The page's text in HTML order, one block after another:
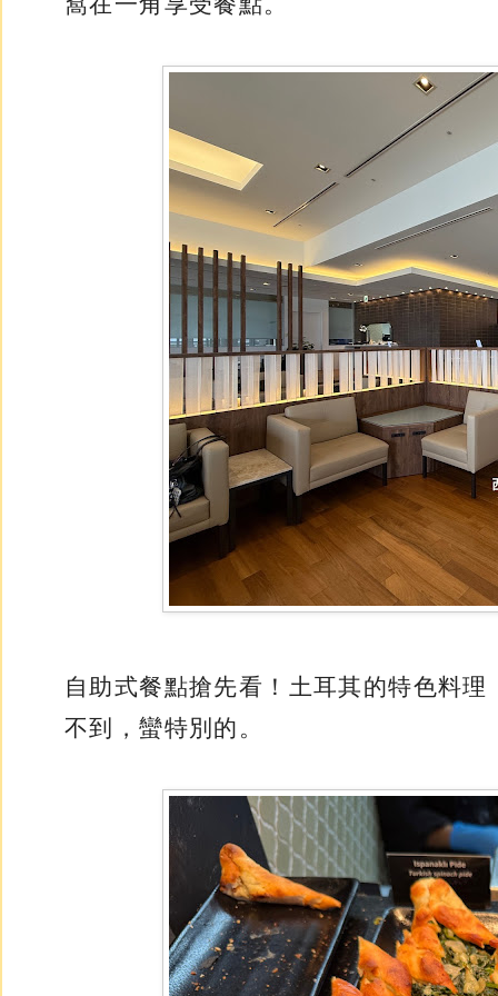
自助式餐點搶先看！土耳其的特色料
不到，蠻特別的。